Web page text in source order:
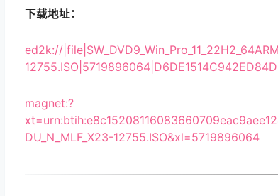
下载地址：
ed2k://
magnet:?
DU_N_MLF_X23-12755.ISO&xl=5719896064